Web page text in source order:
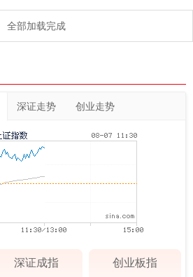
制制度与规则
全部加载完成
深证走势 创业走势
深证成指 创业板指